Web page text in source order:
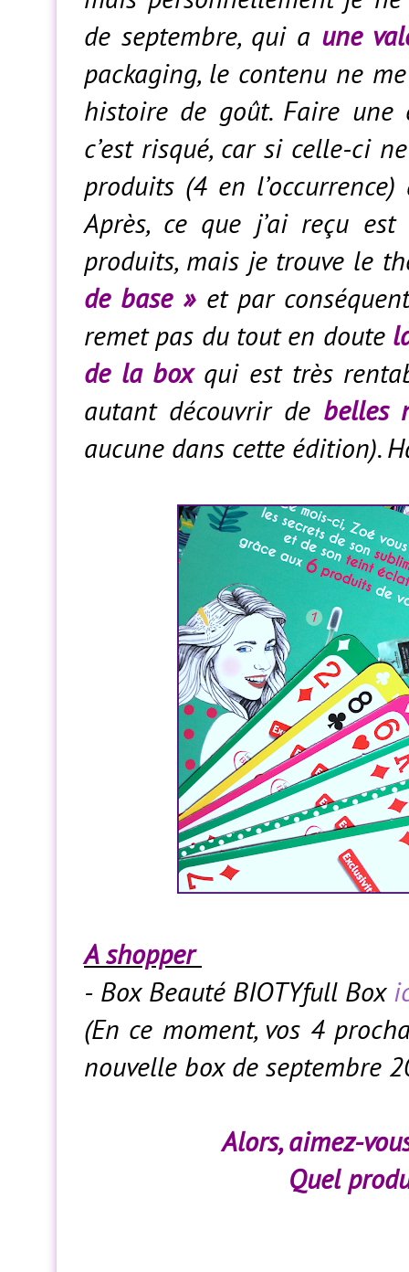
de septembre, qui a une
packaging, le contenu ne
histoire de goût. Faire une
c’est risqué, car si celle-ci
produits (4 en
Après, ce que j’ai reçu est
produits, mais je trouve le
de base »et par
remet pas du tout en doute
de la box qui est très
autant découvrir de belles
aucune dans cette édition).
A shopper
- Box Beauté BIOTYfull Box
(En ce moment, vos 4
nouvelle box de septembre
Alors, aimez-
Quel